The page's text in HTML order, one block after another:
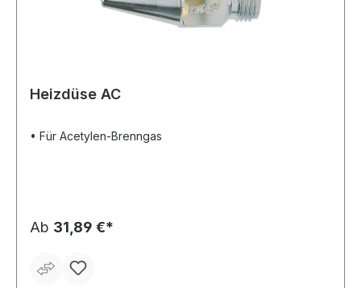
Heizdüse AC
• Für Acetylen-Brenngas
Ab 31,89 €*